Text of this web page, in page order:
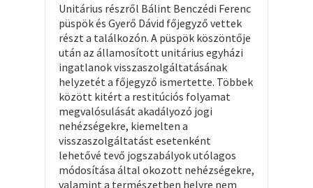
Unitárius részről Bálint Benczédi Ferenc
püspök és Gyerő Dávid főjegyző vettek
részt a találkozón. A püspök köszöntője
után az államosított unitárius egyházi
ingatlanok visszaszolgáltatásának
helyzetét a főjegyző ismertette. Többek
között kitért a restitúciós folyamat
megvalósulását akadályozó jogi
nehézségekre, kiemelten a
visszaszolgáltatást esetenként
lehetővé tevő jogszabályok utólagos
módosítása által okozott nehézségekre,
valamint a természetben helyre nem